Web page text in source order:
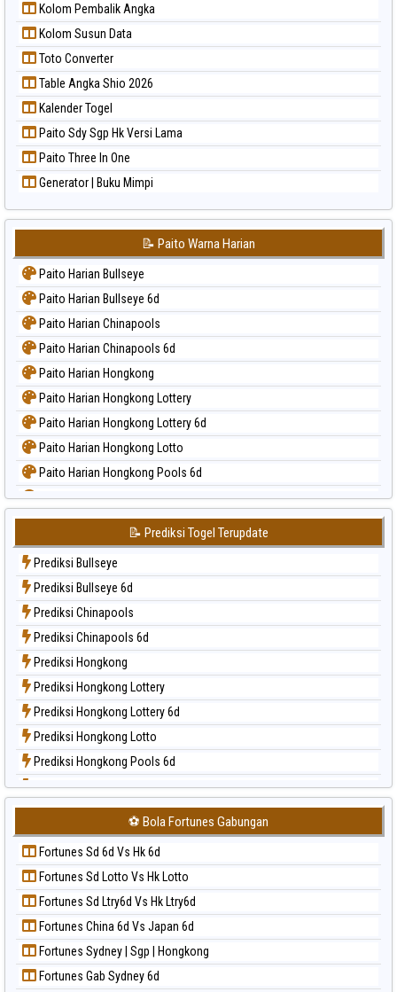
Kolom Pembalik Angka
Kolom Susun Data
Toto Converter
Table Angka Shio 2026
Kalender Togel
Paito Sdy Sgp Hk Versi Lama
Paito Three In One
Generator | Buku Mimpi
📝 Paito Warna Harian
Paito Harian Bullseye
Paito Harian Bullseye 6d
Paito Harian Chinapools
Paito Harian Chinapools 6d
Paito Harian Hongkong
Paito Harian Hongkong Lottery
Paito Harian Hongkong Lottery 6d
Paito Harian Hongkong Lotto
Paito Harian Hongkong Pools 6d
Paito Harian Japan
Paito Harian Japan 6d
Paito Harian Korea
Paito Harian Kuda Lari
Paito Harian Magnum Cambodia
Paito Harian Nagoya
Paito Harian New York Midday
Paito Harian North Carolina Day
Paito Harian Pcso
Paito Harian Pennsylvania Day
Paito Harian Sao Paulo
Paito Harian Singapore
Paito Harian Sydney
Paito Harian Sydney Lottery
Paito Harian Sydney Lottery 6d
Paito Harian Sydney Lotto
Paito Harian Sydney Pools 6d
Paito Harian Taipei
Paito Harian Taiwan
📝 Prediksi Togel Terupdate
Prediksi Bullseye
Prediksi Bullseye 6d
Prediksi Chinapools
Prediksi Chinapools 6d
Prediksi Hongkong
Prediksi Hongkong Lottery
Prediksi Hongkong Lottery 6d
Prediksi Hongkong Lotto
Prediksi Hongkong Pools 6d
Prediksi Japan
Prediksi Japan 6d
Prediksi Korea
Prediksi Kuda Lari
Prediksi Magnum Cambodia
Prediksi Nagoya
Prediksi North Carolina Day
Prediksi Pcso
Prediksi Sao Paulo
⚽ Bola Fortunes Gabungan
Fortunes Sd 6d Vs Hk 6d
Fortunes Sd Lotto Vs Hk Lotto
Fortunes Sd Ltry6d Vs Hk Ltry6d
Fortunes China 6d Vs Japan 6d
Fortunes Sydney | Sgp | Hongkong
Fortunes Gab Sydney 6d